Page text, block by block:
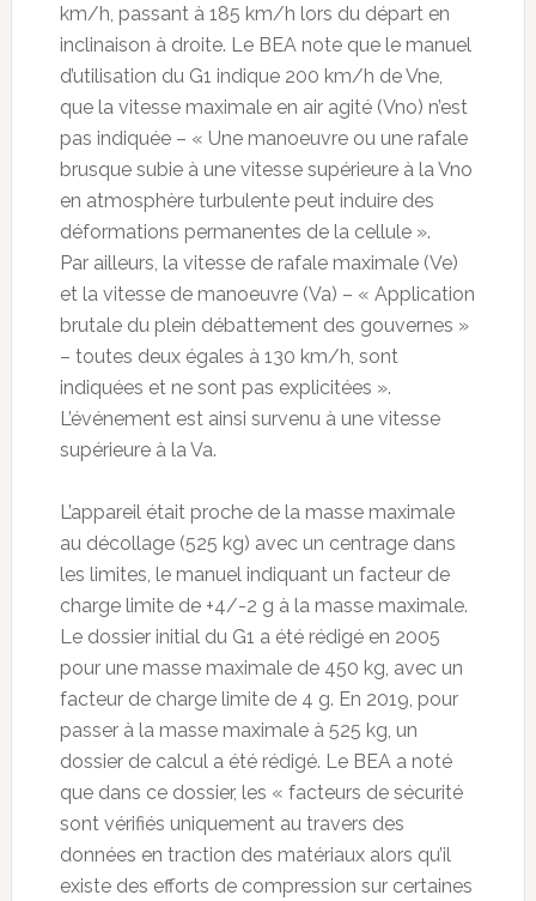
km/h, passant à 185 km/h lors du départ en
inclinaison à droite. Le BEA note que le manuel
d’utilisation du G1 indique 200 km/h de Vne,
que la vitesse maximale en air agité (Vno) n’est
pas indiquée – « Une manoeuvre ou une rafale
brusque subie à une vitesse supérieure à la Vno
en atmosphère turbulente peut induire des
déformations permanentes de la cellule ».
Par ailleurs, la vitesse de rafale maximale (Ve)
et la vitesse de manoeuvre (Va) – « Application
brutale du plein débattement des gouvernes »
– toutes deux égales à 130 km/h, sont
indiquées et ne sont pas explicitées ».
L’événement est ainsi survenu à une vitesse
supérieure à la Va.
L’appareil était proche de la masse maximale
au décollage (525 kg) avec un centrage dans
les limites, le manuel indiquant un facteur de
charge limite de +4/-2 g à la masse maximale.
Le dossier initial du G1 a été rédigé en 2005
pour une masse maximale de 450 kg, avec un
facteur de charge limite de 4 g. En 2019, pour
passer à la masse maximale à 525 kg, un
dossier de calcul a été rédigé. Le BEA a noté
que dans ce dossier, les « facteurs de sécurité
sont vérifiés uniquement au travers des
données en traction des matériaux alors qu’il
existe des efforts de compression sur certaines